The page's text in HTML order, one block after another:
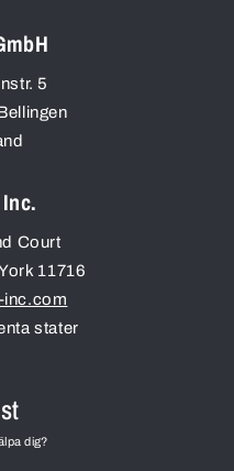
5
Court
11716
inc.com
stater
dig?